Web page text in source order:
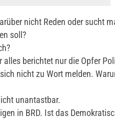
nicht Reden oder sucht
soll?
alles berichtet nur die Opfer
nicht zu Wort melden.
unantastbar.
in BRD. Ist das